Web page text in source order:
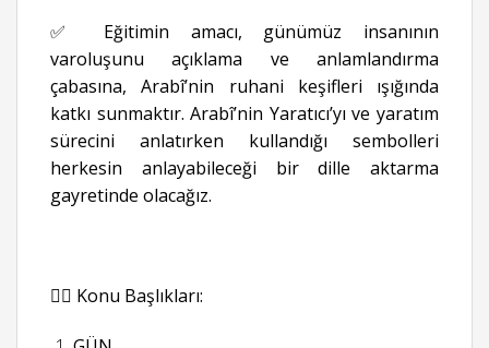
✅ Eğitimin amacı, günümüz insanının
varoluşunu açıklama ve anlamlandırma
çabasına, Arabî’nin ruhani keşifleri ışığında
katkı sunmaktır. Arabî’nin Yaratıcı’yı ve yaratım
sürecini anlatırken kullandığı sembolleri
herkesin anlayabileceği bir dille aktarma
gayretinde olacağız.
👉🏻 Konu Başlıkları: